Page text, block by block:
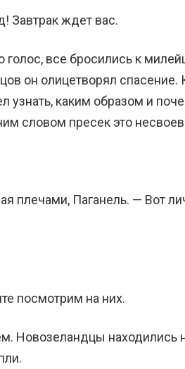
Завтрак ждет вас.
все бросились к
он олицетворял
узнать, каким образом и
словом пресек это
плечами, Паганель. — Вот
посмотрим на них.
Новозеландцы находились